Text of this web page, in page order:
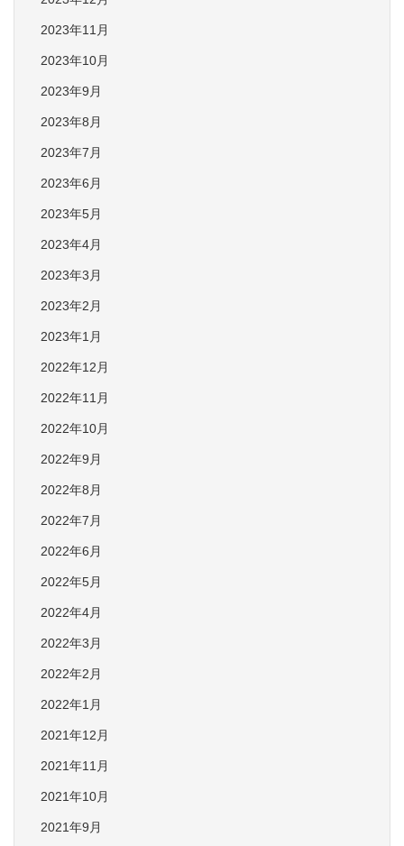
2023年11月
2023年10月
2023年9月
2023年8月
2023年7月
2023年6月
2023年5月
2023年4月
2023年3月
2023年2月
2023年1月
2022年12月
2022年11月
2022年10月
2022年9月
2022年8月
2022年7月
2022年6月
2022年5月
2022年4月
2022年3月
2022年2月
2022年1月
2021年12月
2021年11月
2021年10月
2021年9月